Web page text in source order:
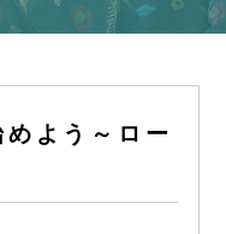
めよう～ロー